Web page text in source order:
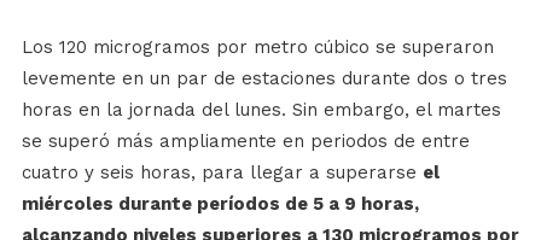
Los 120 microgramos por metro cúbico se superaron
levemente en un par de estaciones durante dos o tres
horas en la jornada del lunes. Sin embargo, el martes
se superó más ampliamente en periodos de entre
cuatro y seis horas, para llegar a superarse el
miércoles durante períodos de 5 a 9 horas,
alcanzando niveles superiores a 130 microgramos por